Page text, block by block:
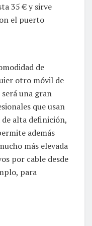
35 € y sirve
el puerto
de
otro móvil de
una gran
que usan
alta definición,
además
más elevada
por cable desde
para